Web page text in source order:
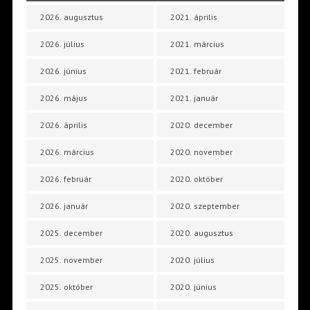
2026. augusztus
2026. július
2026. június
2026. május
2026. április
2026. március
2026. február
2026. január
2025. december
2025. november
2025. október
2021. április
2021. március
2021. február
2021. január
2020. december
2020. november
2020. október
2020. szeptember
2020. augusztus
2020. július
2020. június